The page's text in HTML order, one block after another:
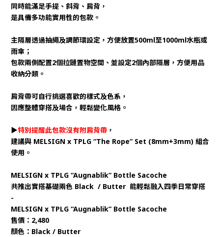
同時能滿足手提、斜背、肩背，
是具備多功能實用性的包款。
主隔層透過抽繩及調節環設定，方便放置500ml至1000ml水瓶或
雨傘；
包款兩側配置2個拉鏈置物空間、並設定2個內部隔層，方便用品
收納分類。
肩背帶可自行挑選喜歡的樣式及色系，
因應整體穿搭及場合，輕鬆變化風格。
▶特別提醒此包款沒有附肩背帶 ，
建議與 MELSIGN x TPLG “The Rope” Set (8mm+3mm) 組合
使用。
MELSIGN x TPLG “Augnablik” Bottle Sacoche
共推出實搭基礎兩色 Black / Butter 能輕鬆融入四季日常穿搭
-
MELSIGN x TPLG “Augnablik” Bottle Sacoche
售價：2,480
顏色：Black / Butter